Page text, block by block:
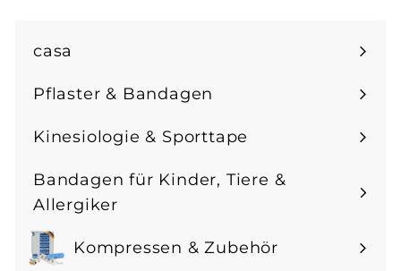
Mailingliste
casa
Pflaster & Bandagen
Menü
maximieren
Kinesiologie & Sporttape
Menü
maximieren
Bandagen für Kinder, Tiere &
Allergiker
Menü
maximieren
Kompressen & Zubehör
Menü